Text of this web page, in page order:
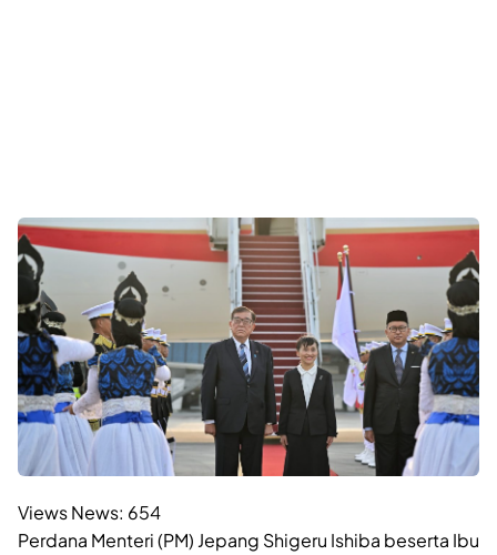
Views News: 654
Perdana Menteri (PM) Jepang Shigeru Ishiba beserta Ibu